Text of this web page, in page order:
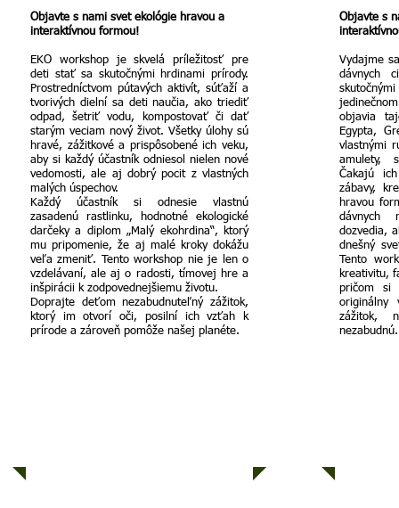
Objavte s nami svet ekológie hravou a
interaktívnou formou!
EKO workshop je skvelá príležitosť pre
deti stať sa skutočnými hrdinami prírody.
Prostredníctvom pútavých aktivít, súťaží a
tvorivých dielní sa deti naučia, ako triediť
odpad, šetriť vodu, kompostovať či dať
starým veciam nový život. Všetky úlohy sú
hravé, zážitkové a prispôsobené ich veku,
aby si každý účastník odniesol nielen nové
vedomosti, ale aj dobrý pocit z vlastných
malých úspechov.
Každý účastník si odnesie vlastnú
zasadenú rastlinku, hodnotné ekologické
darčeky a diplom „Malý ekohrdina“, ktorý
mu pripomenie, že aj malé kroky dokážu
veľa zmeniť. Tento workshop nie je len o
vzdelávaní, ale aj o radosti, tímovej hre a
inšpirácii k zodpovednejšiemu životu.
Doprajte deťom nezabudnuteľný zážitok,
ktorý im otvorí oči, posilní ich vzťah k
prírode a zároveň pomôže našej planéte.
Objavte s
Vydajme
dávnych
objavia
Egypta,
vlastnými
amulety,
Čakajú
zábavy,
hravou
dávnych
dozvedia,
dnešný
Tento
kreativitu,
pričom si
originálny
zážitok,
nezabudnú.